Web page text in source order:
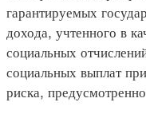
гарантируемых
дохода, учтенного в
социальных
социальных выплат
риска,